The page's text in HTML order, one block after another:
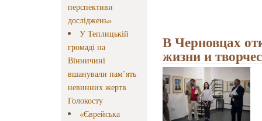
перспективи
досліджень»
У Теплицькій
громаді на
Вінничині
вшанували пам’ять
невинних жертв
Голокосту
«Єврейська
В Черновцах
жизни и